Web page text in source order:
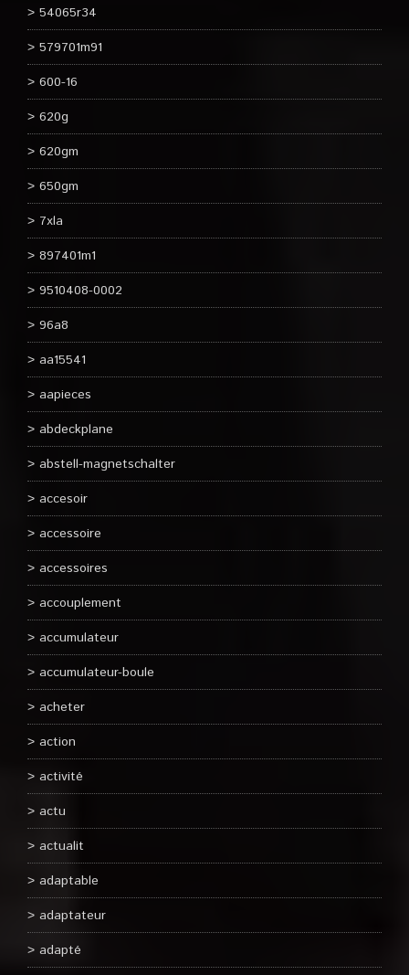
54065r34
579701m91
600-16
620g
620gm
650gm
7xla
897401m1
9510408-0002
96a8
aa15541
aapieces
abdeckplane
abstell-magnetschalter
accesoir
accessoire
accessoires
accouplement
accumulateur
accumulateur-boule
acheter
action
activité
actu
actualit
adaptable
adaptateur
adapté